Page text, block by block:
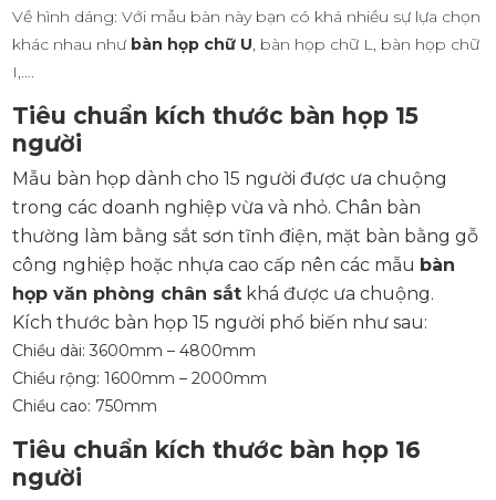
Về hình dáng: Với mẫu bàn này bạn có khá nhiều sự lựa chọn
khác nhau như bàn họp chữ U, bàn họp chữ L, bàn họp chữ
I,….
Tiêu chuẩn kích thước bàn họp 15
người
Mẫu bàn họp dành cho 15 người được ưa chuộng
trong các doanh nghiệp vừa và nhỏ. Chân bàn
thường làm bằng sắt sơn tĩnh điện, mặt bàn bằng gỗ
công nghiệp hoặc nhựa cao cấp nên các mẫu bàn
họp văn phòng chân sắtkhá được ưa chuộng.
Kích thước bàn họp 15 người phổ biến như sau:
Chiều dài: 3600mm – 4800mm
Chiều rộng: 1600mm – 2000mm
Chiều cao: 750mm
Tiêu chuẩn kích thước bàn họp 16
người